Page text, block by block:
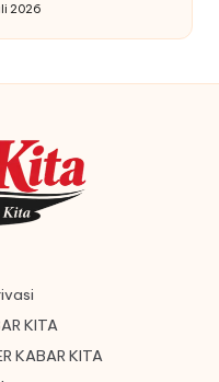
2026
KITA
KABAR KITA